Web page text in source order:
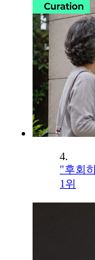
4.
"후회
1위